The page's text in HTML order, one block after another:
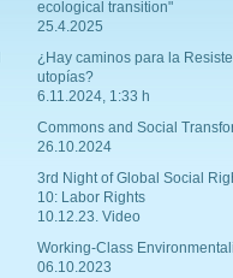
ecological transition"
25.4.2025
¿Hay caminos para la
utopías?
6.11.2024, 1:33 h
Commons and Social
26.10.2024
3rd Night of Global Social
10: Labor Rights
10.12.23. Video
Working-Class
06.10.2023